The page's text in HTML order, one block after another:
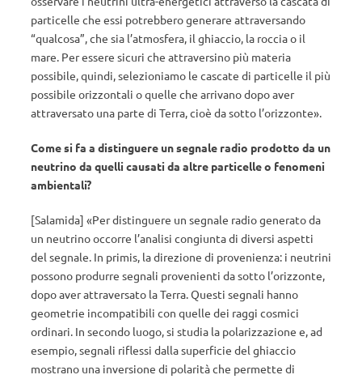
particelle che essi potrebbero generare attraversando
“qualcosa”, che sia l’atmosfera, il ghiaccio, la roccia o il
mare. Per essere sicuri che attraversino più materia
possibile, quindi, selezioniamo le cascate di particelle il più
possibile orizzontali o quelle che arrivano dopo aver
attraversato una parte di Terra, cioè da sotto l’orizzonte».
Come si fa a distinguere un segnale radio prodotto da un
neutrino da quelli causati da altre particelle o fenomeni
ambientali?
[Salamida] «Per distinguere un segnale radio generato da
un neutrino occorre l’analisi congiunta di diversi aspetti
del segnale. In primis, la direzione di provenienza: i neutrini
possono produrre segnali provenienti da sotto l’orizzonte,
dopo aver attraversato la Terra. Questi segnali hanno
geometrie incompatibili con quelle dei raggi cosmici
ordinari. In secondo luogo, si studia la polarizzazione e, ad
esempio, segnali riflessi dalla superficie del ghiaccio
mostrano una inversione di polarità che permette di